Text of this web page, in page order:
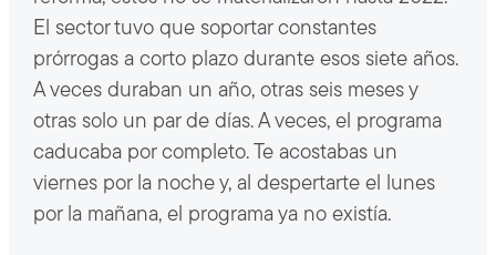
El sector tuvo que soportar constantes
prórrogas a corto plazo durante esos siete años.
A veces duraban un año, otras seis meses y
otras solo un par de días. A veces, el programa
caducaba por completo. Te acostabas un
viernes por la noche y, al despertarte el lunes
por la mañana, el programa ya no existía.